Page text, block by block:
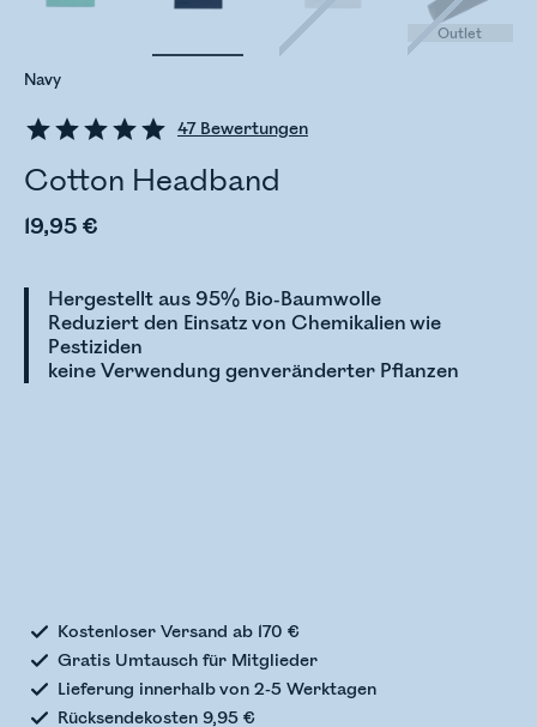
47Bewertungen
Cotton Headband
19,95 €
Hergestellt aus 95% Bio-Baumwolle
Reduziert den Einsatz von Chemikalien wie
Pestiziden
keine Verwendung genveränderter Pflanzen
Navy
Outlet
Kostenloser Versand ab 170 €
Gratis Umtausch für Mitglieder
Lieferung innerhalb von 2-5 Werktagen
Rücksendekosten 9,95 €